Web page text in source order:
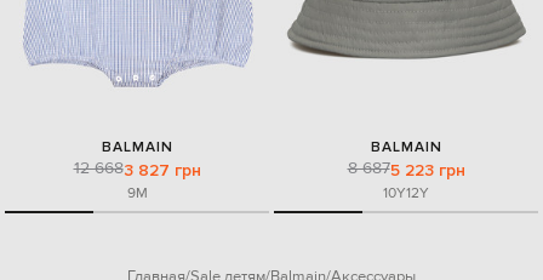
BALMAIN
12 6683 827 грн
9M
BALMAIN
8 6875 223 грн
10Y12Y